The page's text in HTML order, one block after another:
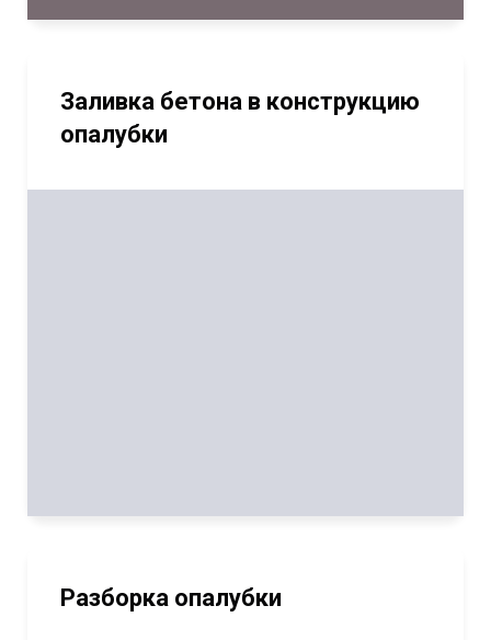
Заливка бетона в конструкцию
опалубки
Разборка опалубки